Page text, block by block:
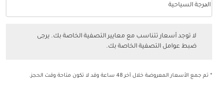
فئة المقصورة option الدرجة السياحية Selected
الدرجة السياحية
keyboard_arrow_down
لا توجد أسعار تتناسب مع معايير التصفية الخاصة بك. يرجى
ضبط عوامل التصفية الخاصة بك.
* تم جمع الأسعار المعروضة خلال آخر 48 ساعة وقد لا تكون متاحة وقت الحجز.